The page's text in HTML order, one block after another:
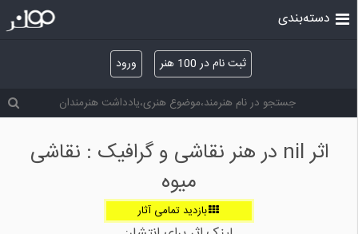
ثبت نام در 100 هنر ورود
دسته‌بندی
اثر nil در هنر نقاشی و گرافیک : نقاشی
میوه
بازدید تمامی آثار